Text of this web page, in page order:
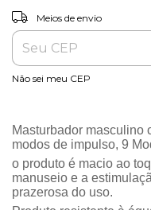
Entregas para o CEP:
Meios de envio
Não sei meu CEP
Masturbador masculino
modos de impulso, 9
o produto é macio ao
manuseio e a
prazerosa do uso.